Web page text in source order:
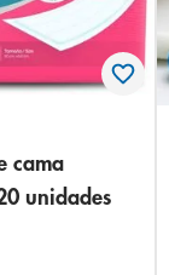
cama
unidades